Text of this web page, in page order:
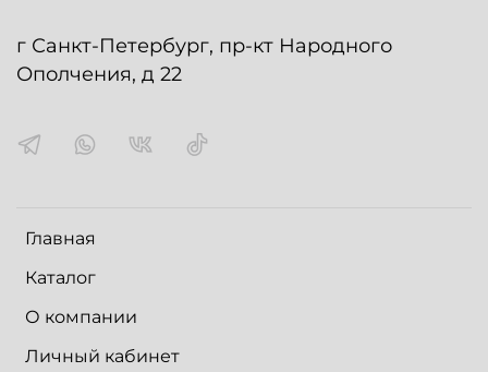
Главная
Каталог
О компании
Личный кабинет
г Санкт-Петербург, пр-кт Народного
Ополчения, д 22